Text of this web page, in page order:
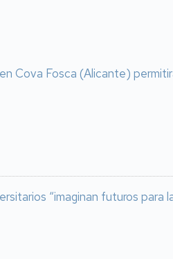
Cova Fosca (Alicante)
“imaginan futuros para